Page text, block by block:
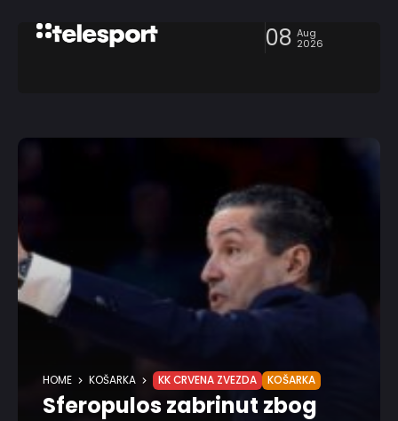
08 Aug
2026
HOME KOŠARKA KK CRVENA ZVEZDA KOŠARKA
Sferopulos zabrinut zbog